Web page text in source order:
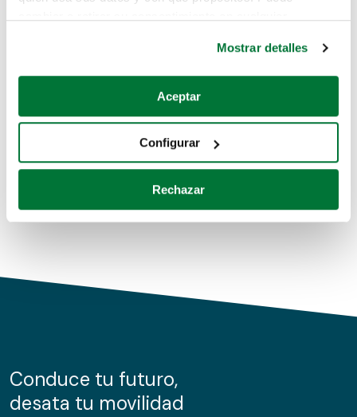
Si lo permite, también quisiéramos:
Recopilar información sobre su ubicación geográfica
Identificar su dispositivo analizándolo activamente
para buscar características específicas (huellas
Obtenga más información sobre cómo se procesan sus
de cookies.
información sobre el uso que haga del sitio web con
nuestros partners de redes sociales, publicidad y análisis
Mostrar detalles
Aceptar
Configurar
Rechazar
buscando en alguno de estos enlaces:
Coches de segunda mano
Coches de km0
Conduce tu futuro,
desata tu movilidad